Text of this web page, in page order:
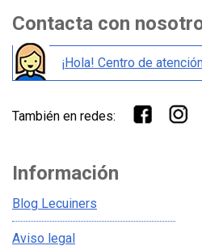
Contacta con
¡Hola! Centro de
También en redes:
Información
Blog Lecuiners
Aviso legal